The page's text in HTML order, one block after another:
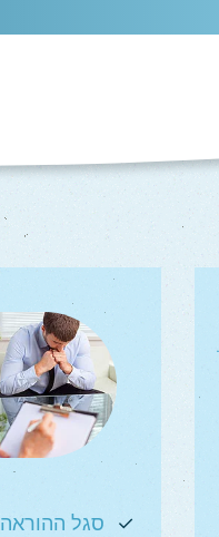
סגל ההוראה